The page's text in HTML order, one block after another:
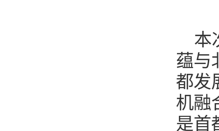
本
蕴与
都发
机融
是首